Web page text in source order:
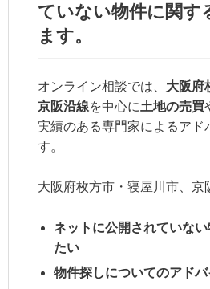
ていない物件に関す
ます。
オンライン相談では、 大阪府
京阪沿線を中心に土地の売買
実績のある専門家によるアド
す。
大阪府枚方市・寝屋川市、京
ネットに公開されていな
たい
物件探しについてのアド